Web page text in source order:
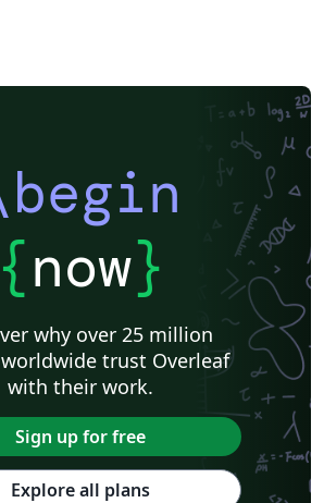
{now}
why over 25 million
trust Overleaf
with their work.
Sign up for free
Explore all plans